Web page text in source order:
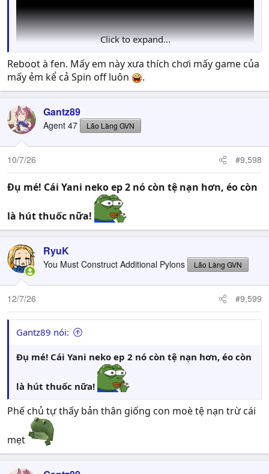
Click to expand...
Reboot à fen. Mấy em này xưa thích chơi mấy game của
mấy ẻm kể cả Spin off luôn
.
Gantz89
Agent 47 Lão Làng GVN
10/7/26 #9,598
Đụ mé! Cái Yani neko ep 2 nó còn tệ nạn hơn, éo còn
là hút thuốc nữa!
RyuK
You Must Construct Additional Pylons Lão Làng GVN
12/7/26 #9,599
Gantz89 nói:
Đụ mé! Cái Yani neko ep 2 nó còn tệ nạn hơn, éo còn
là hút thuốc nữa!
Phế chủ tự thấy bản thân giống con moè tệ nạn trừ cái
mẹt